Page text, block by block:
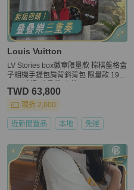
Louis Vuitton
LV Stories box徽章限量款 棕棋盤格盒
子相機手提包肩背斜背包 限量款 19×
TWD 63,800
現折 2,000
近新閒置品 本地 免運